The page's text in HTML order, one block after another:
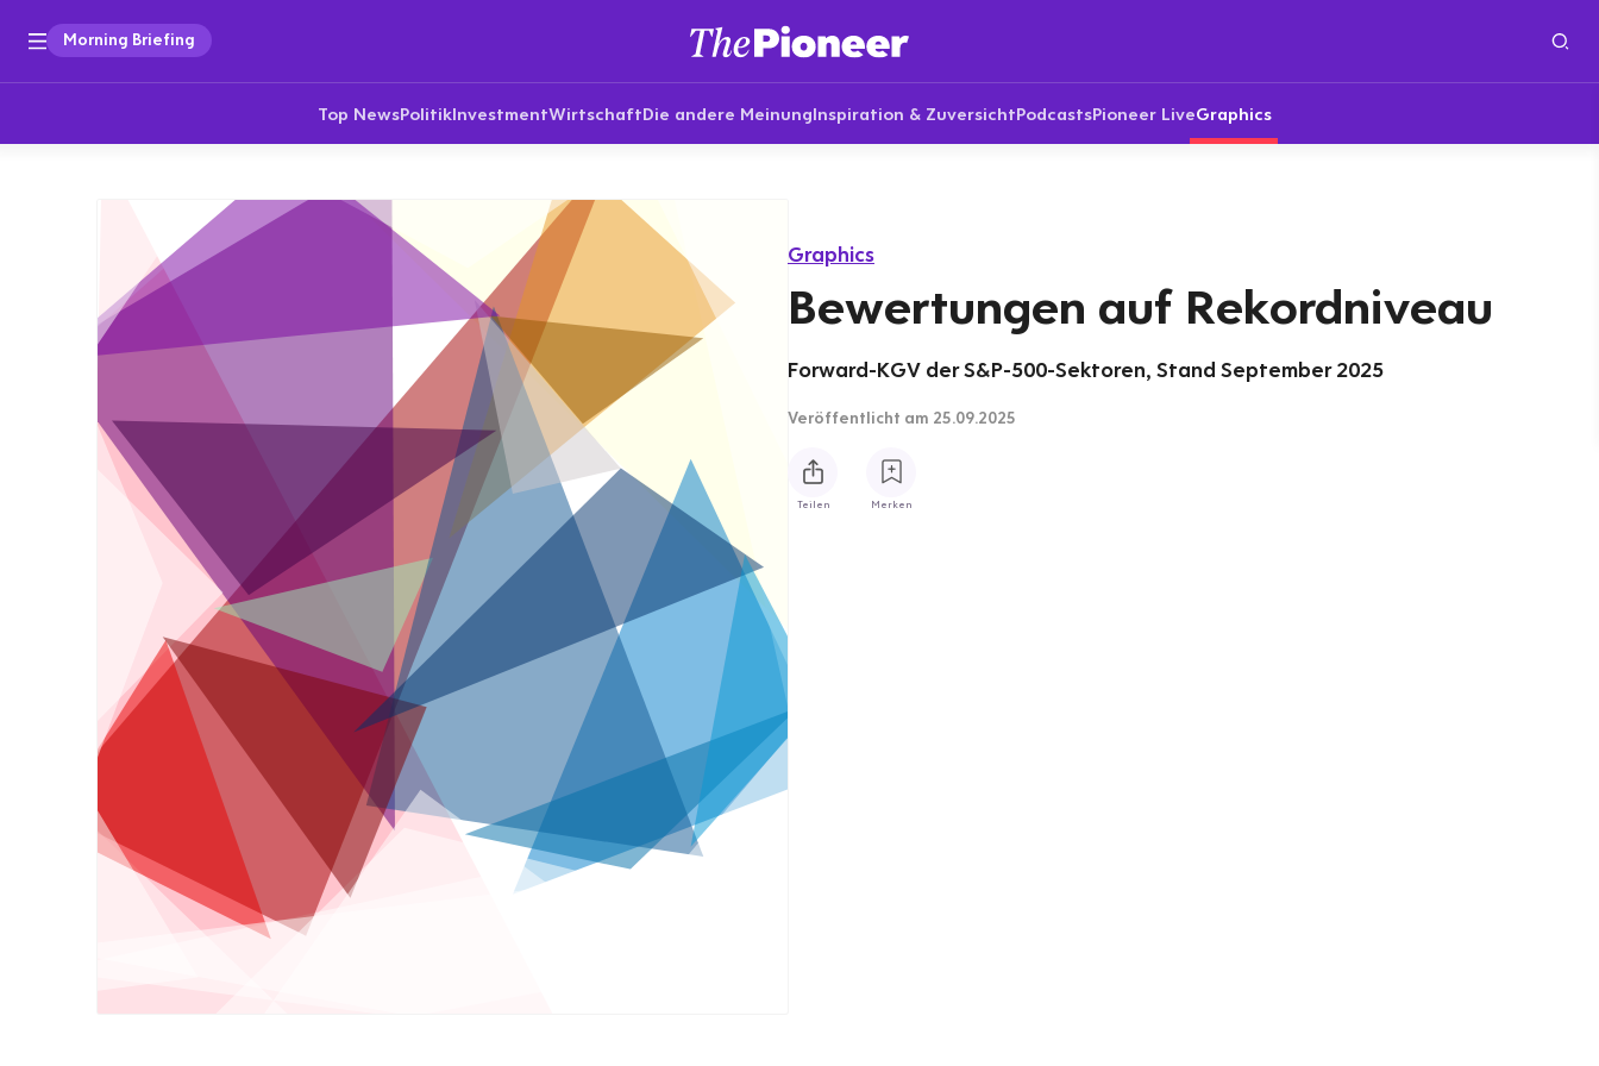
Morning Briefing
Top NewsPolitikInvestmentWirtschaftDie andere MeinungInspiration & ZuversichtPodcastsPioneer LiveGraphics
Graphics
Bewertungen auf Rekordniveau
Forward-KGV der S&P-500-Sektoren, Stand September 2025
Veröffentlicht am 25.09.2025
Teilen Merken